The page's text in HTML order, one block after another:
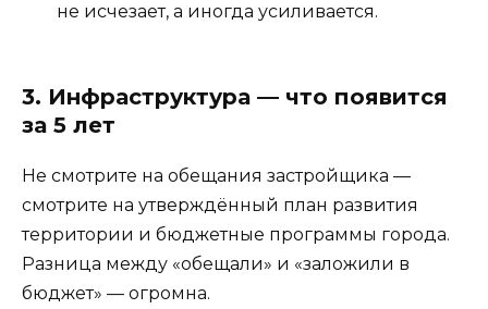
не исчезает, а иногда усиливается.
3. Инфраструктура — что появится
за 5 лет
Не смотрите на обещания застройщика —
смотрите на утверждённый план развития
территории и бюджетные программы города.
Разница между «обещали» и «заложили в
бюджет» — огромна.